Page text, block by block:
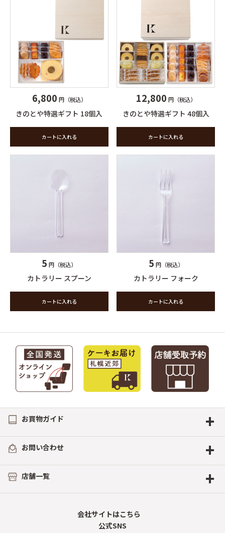
6,800 円（税込）
きのとや特選ギフト 18個入
カートに入れる
12,800 円（税込）
きのとや特選ギフト 48個入
カートに入れる
5 円（税込）
カトラリー スプーン
カートに入れる
5 円（税込）
カトラリー フォーク
カートに入れる
お買物ガイド +
お問い合わせ +
店舗一覧 +
会社サイトはこちら
公式SNS